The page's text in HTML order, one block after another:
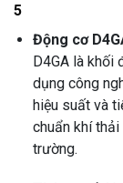
5
Động cơ
D4GA là khối
dụng công
hiệu suất và
chuẩn khí
trường.